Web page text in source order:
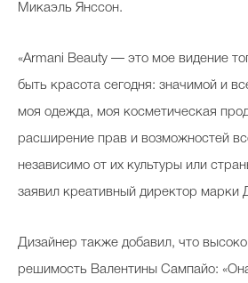
Микаэль Янссон.
«Armani Beauty — это мое видение
быть красота сегодня: значимой и
моя одежда, моя косметическая
расширение прав и возможностей
независимо от их культуры или
заявил креативный директор
Дизайнер также добавил, что
решимость Валентины Сампайо: